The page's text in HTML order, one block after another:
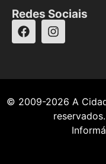
Redes Sociais
© 2009-2026 A